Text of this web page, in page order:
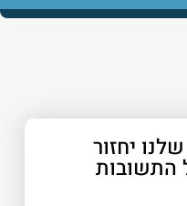
יחזור
התשובות